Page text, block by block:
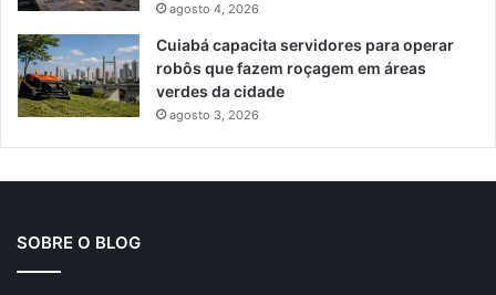
agosto 4, 2026
Cuiabá capacita servidores para operar
robôs que fazem roçagem em áreas
verdes da cidade
agosto 3, 2026
SOBRE O BLOG